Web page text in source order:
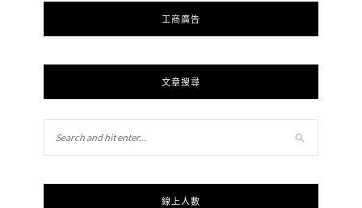
工商廣告
文章搜尋
線上人數